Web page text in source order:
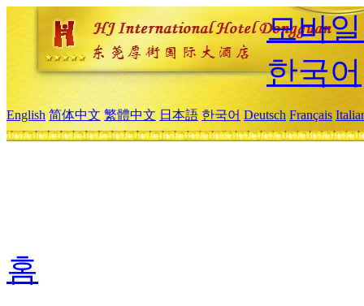
모바
한국어
English 简体中文 繁體中文 日本語 한국어 Deutsch Français
홈